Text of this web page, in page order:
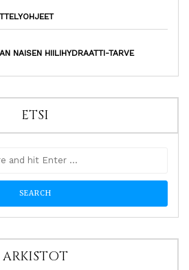
NAISEN HIILIHYDRAATTI-TARVE
ETSI
ARKISTOT